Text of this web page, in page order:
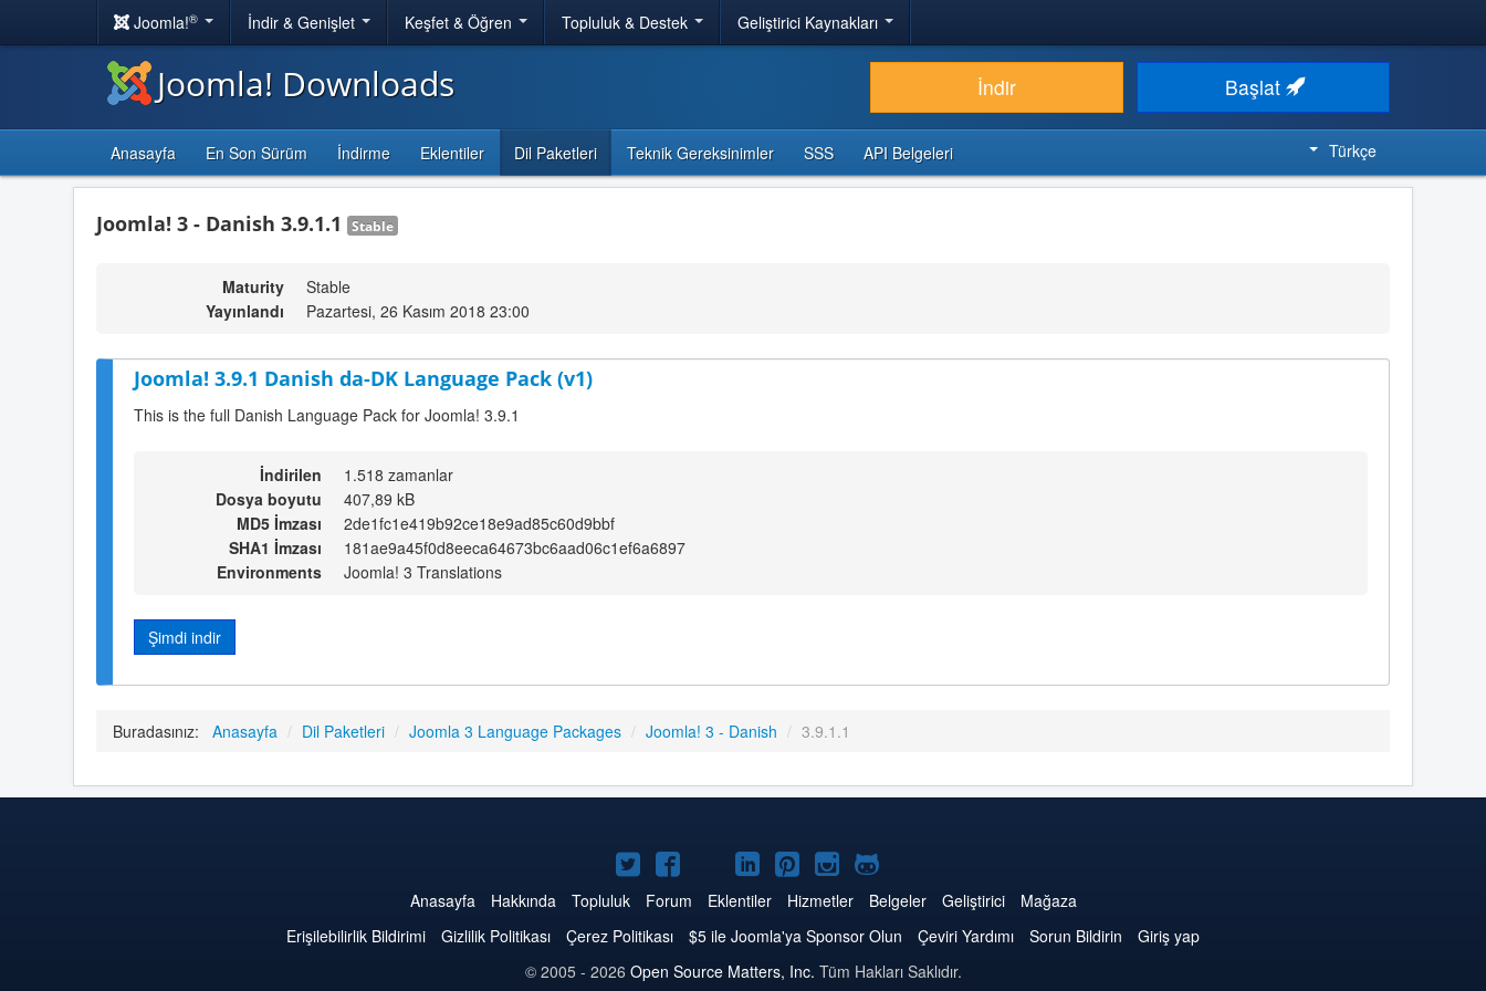
Joomla!® İndir & Genişlet Keşfet & Öğren Topluluk & Destek Geliştirici Kaynakları
Joomla! Downloads İndir Başlat
Anasayfa En Son Sürüm İndirme Eklentiler Dil Paketleri Teknik Gereksinimler SSS API Belgeleri Türkçe
Joomla! 3 - Danish 3.9.1.1 Stable
Maturity
Stable
Yayınlandı
Pazartesi, 26 Kasım 2018 23:00
Joomla! 3.9.1 Danish da-DK Language Pack (v1)
This is the full Danish Language Pack for Joomla! 3.9.1
İndirilen
1.518 zamanlar
Dosya boyutu
407,89 kB
MD5 İmzası
2de1fc1e419b92ce18e9ad85c60d9bbf
SHA1 İmzası
181ae9a45f0d8eeca64673bc6aad06c1ef6a6897
Environments
Joomla! 3 Translations
Şimdi indir
Buradasınız: Anasayfa / Dil Paketleri / Joomla 3 Language Packages / Joomla! 3 - Danish / 3.9.1.1
Twitter'da
Joomla
Facebook'da
Joomla
YouTube'da
Joomla
LinkedIn'de
Joomla
Pinterest'de
Joomla
Instagram'da
Joomla
GitHub'da
Joomla
Anasayfa Hakkında Topluluk Forum Eklentiler Hizmetler Belgeler Geliştirici
Mağaza
Erişilebilirlik Bildirimi
Gizlilik Politikası Çerez Politikası $5 ile Joomla'ya Sponsor Olun Çeviri Yardımı Sorun Bildirin
Giriş yap
© 2005 - 2026 Open Source Matters, Inc. Tüm Hakları Saklıdır.